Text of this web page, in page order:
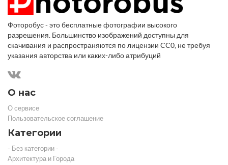
Фоторобус - это бесплатные фотографии высокого
разрешения. Большинство изображений доступны для
скачивания и распространяются по лицензии CC0, не требуя
указания авторства или каких-либо атрибуций
О нас
О сервисе
Пользовательское соглашение
Категории
- Без категории -
Архитектура и Города